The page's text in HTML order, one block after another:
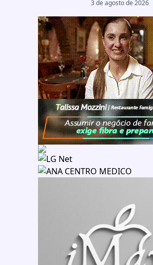
3 de agosto de 2026